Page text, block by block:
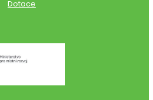
Dotace